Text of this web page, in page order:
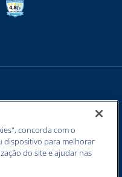
concorda com o
dispositivo para melhorar
do site e ajudar nas